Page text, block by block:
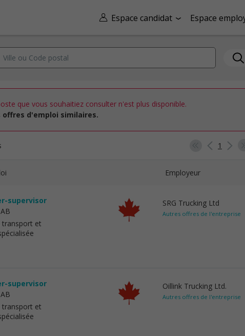
Espace candidat Espace
que vous souhaitiez consulter n'est plus disponible.
offres d'emploi similaires.
1
Employeur
supervisor
et
SRG Trucking Ltd
Autres offres de l'entreprise
supervisor
et
Oillink Trucking Ltd.
Autres offres de l'entreprise